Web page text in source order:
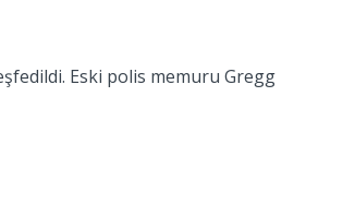
Eski polis memuru Gregg